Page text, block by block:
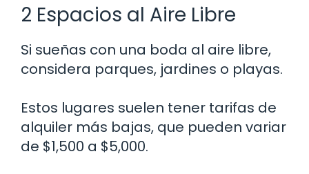
2 Espacios al Aire Libre
Si sueñas con una boda al aire libre,
considera parques, jardines o playas.
Estos lugares suelen tener tarifas de
alquiler más bajas, que pueden variar
de $1,500 a $5,000.